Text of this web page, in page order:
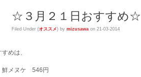
☆３月２１日おすすめ☆
Filed Under (オススメ) by mizusawa on 21-03-2014
めは、
鮮メヌケ 546円